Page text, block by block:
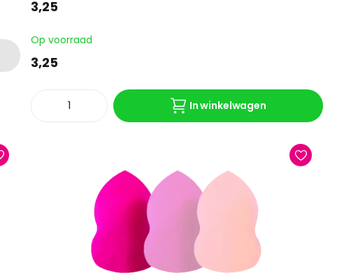
3,25
Op voorraad
3,25
In winkelwagen